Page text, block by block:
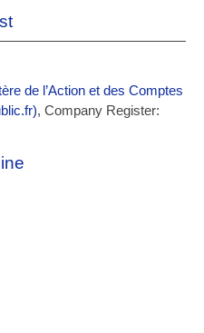
de l’Action et des Comptes
, Company Register: